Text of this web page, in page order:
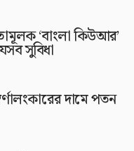
‘বাংলা কিউআর’
সুবিধা
দামে পতন